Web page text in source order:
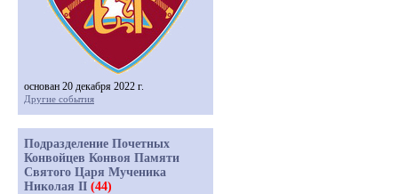
основан 20 декабря 2022 г.
Другие события
Подразделение Почетных
Конвойцев Конвоя Памяти
Святого Царя Мученика
Николая II (44)